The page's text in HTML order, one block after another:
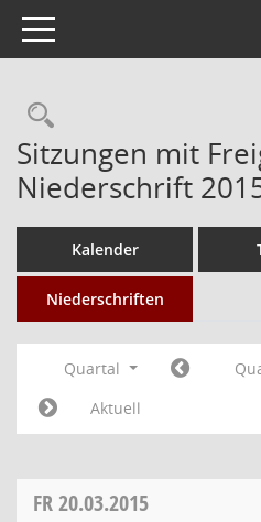
Toggle navigation
Sitzungen mit
Niederschrift
Kalender
Niederschriften
Quartal
Aktuell
FR20.03.2015